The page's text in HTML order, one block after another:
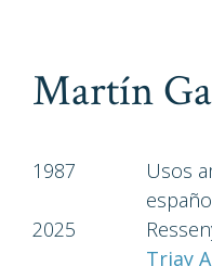
Martín
1987
Usos
2025
Triay